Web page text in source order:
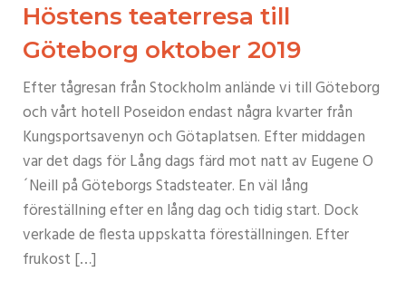
Höstens teaterresa till
Göteborg oktober 2019
Efter tågresan från Stockholm anlände vi till Göteborg
och vårt hotell Poseidon endast några kvarter från
Kungsportsavenyn och Götaplatsen. Efter middagen
var det dags för Lång dags färd mot natt av Eugene O
´Neill på Göteborgs Stadsteater. En väl lång
föreställning efter en lång dag och tidig start. Dock
verkade de flesta uppskatta föreställningen. Efter
frukost […]